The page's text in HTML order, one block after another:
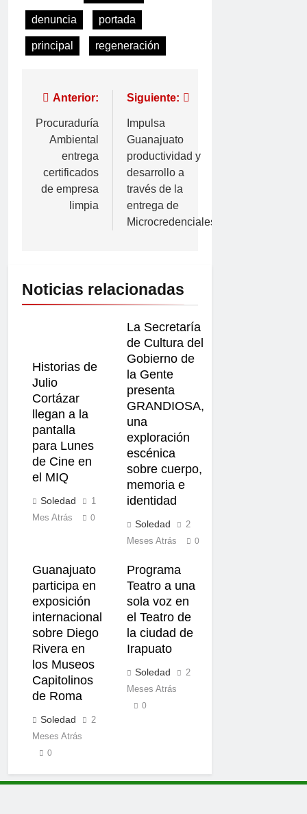
denuncia portada
principal regeneración
Anterior:
Procuraduría
Ambiental
entrega
certificados
de empresa
limpia
Siguiente:
Impulsa
Guanajuato
productividad y
desarrollo a
través de la
entrega de
Microcredenciales
Noticias relacionadas
Historias de
Julio
Cortázar
llegan a la
pantalla
para Lunes
de Cine en
el MIQ
Soledad
1
Mes Atrás
0
La Secretaría
de Cultura del
Gobierno de
la Gente
presenta
GRANDIOSA,
una
exploración
escénica
sobre cuerpo,
memoria e
identidad
Soledad
2
Meses Atrás
0
Guanajuato
participa en
exposición
internacional
sobre Diego
Rivera en
los Museos
Capitolinos
de Roma
Soledad
2
Meses Atrás
0
Programa
Teatro a una
sola voz en
el Teatro de
la ciudad de
Irapuato
Soledad
2
Meses Atrás
0